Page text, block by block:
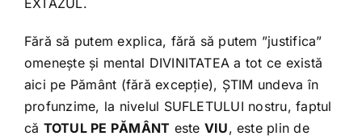
Fără să putem explica, fără să putem ”justifica”
omenește și mental DIVINITATEA a tot ce există
aici pe Pământ (fără excepție), ȘTIM undeva în
profunzime, la nivelul SUFLETULUI nostru, faptul
că TOTUL PE PĂMÂNT este VIU, este plin de